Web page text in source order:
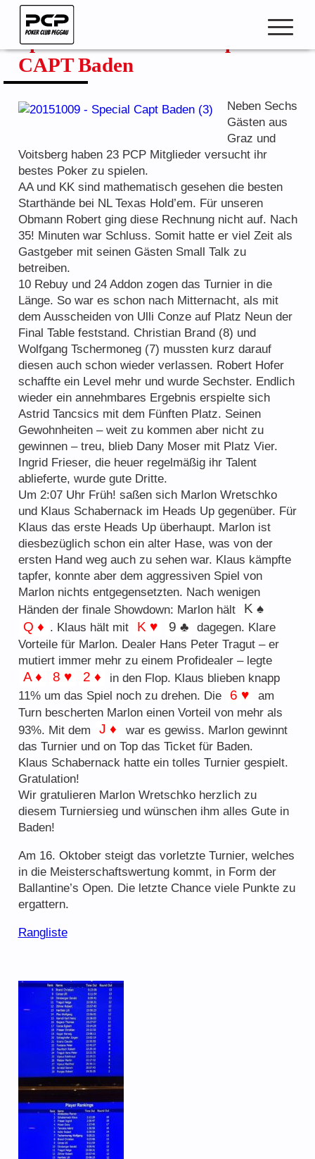
Zum
Inhalt
springen
open
Club Meisterschaft
Pokercup & Masters
Mitglieder
Ranglisten
Spielmodus
Der PokerClubPeggau – 20 Jahre jung
Freunde & Sponsoren
Regelwerk
Tipps und Tricks
Special Turnier – On Top Ticket
CAPT Baden
Neben Sechs
Gästen aus
Graz und
Voitsberg haben 23 PCP Mitglieder versucht ihr
bestes Poker zu spielen.
AA und KK sind mathematisch gesehen die besten
Starthände bei NL Texas Hold’em. Für unseren
Obmann Robert ging diese Rechnung nicht auf. Nach
35! Minuten war Schluss. Somit hatte er viel Zeit als
Gastgeber mit seinen Gästen Small Talk zu
betreiben.
10 Rebuy und 24 Addon zogen das Turnier in die
Länge. So war es schon nach Mitternacht, als mit
dem Ausscheiden von Ulli Conze auf Platz Neun der
Final Table feststand. Christian Brand (8) und
Wolfgang Tschermoneg (7) mussten kurz darauf
diesen auch schon wieder verlassen. Robert Hofer
schaffte ein Level mehr und wurde Sechster. Endlich
wieder ein annehmbares Ergebnis erspielte sich
Astrid Tancsics mit dem Fünften Platz. Seinen
Gewohnheiten – weit zu kommen aber nicht zu
gewinnen – treu, blieb Dany Moser mit Platz Vier.
Ingrid Frieser, die heuer regelmäßig ihr Talent
ablieferte, wurde gute Dritte.
Um 2:07 Uhr Früh! saßen sich Marlon Wretschko
und Klaus Schabernack im Heads Up gegenüber. Für
Klaus das erste Heads Up überhaupt. Marlon ist
diesbezüglich schon ein alter Hase, was von der
ersten Hand weg auch zu sehen war. Klaus kämpfte
tapfer, konnte aber dem aggressiven Spiel von
Marlon nichts entgegensetzten. Nach wenigen
Händen der finale Showdown: Marlon hält
K ♠
Q ♦ . Klaus hält mit K ♥ 9 ♣
dagegen. Klare
Vorteile für Marlon. Dealer Hans Peter Tragut – er
mutiert immer mehr zu einem Profidealer – legte
A ♦ 8 ♥ 2 ♦
in den Flop. Klaus blieben knapp
11% um das Spiel noch zu drehen. Die
6 ♥
am
Turn bescherten Marlon einen Vorteil von mehr als
93%. Mit dem
J ♦
war es gewiss. Marlon gewinnt
das Turnier und on Top das Ticket für Baden.
Klaus Schabernack hatte ein tolles Turnier gespielt.
Gratulation!
Wir gratulieren Marlon Wretschko herzlich zu
diesem Turniersieg und wünschen ihm alles Gute in
Baden!
Am 16. Oktober steigt das vorletzte Turnier, welches
in die Meisterschaftswertung kommt, in Form der
Ballantine’s Open. Die letzte Chance viele Punkte zu
ergattern.
Rangliste